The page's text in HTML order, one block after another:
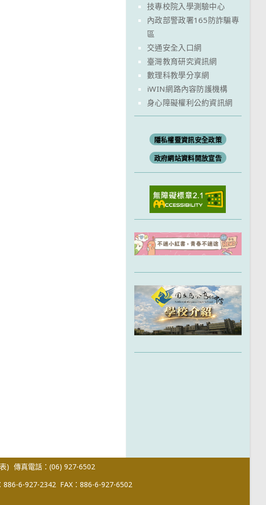
技專校院入學測驗中心
內政部警政署165防詐騙專
區
交通安全入口網
臺灣教育研究資訊網
數理科教學分享網
iWIN網路內容防護機構
身心障礙權利公約資訊網
隱私權暨資訊安全政策
政府網站資料開放宣告
) 傳真電話：(06) 927-6502
886-6-927-2342 FAX：886-6-927-6502